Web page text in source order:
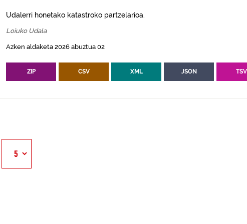
Udalerri honetako katastroko partzelarioa.
Loiuko Udala
Azken aldaketa 2026 abuztua 02
ZIP CSV XML JSON TSV